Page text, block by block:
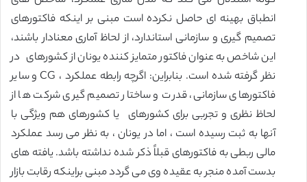
انطباق بهینه ای حاصل نکرده است مبنی بر اینکه فاکتورهای
تصمیم گیری و سازمانی استاندارد، از لحاظ آماری معنادار باشند،
این شاخص به عنوان فاکتور متمایز کننده یونان از کشورهای در
نظر گرفته شده است. بنابراین: اگرچه رابطه عملکرد ، CG و سایر
فاکتورهای سازمانی، قدرت و ساختار تصمیم گیری شرکت ها از
لحاظ نظری و تجربی برای کشورهای یا کشورهای هم ویژگی با
آنها به ثبت رسیده است ، اما در یونان ، به نظر می رسد عملکرد
مالی ربطی به فاکتورهای قبلاً ذکر شده نداشته باشد. یافته های
بدست آمده منجر به عقیده وی می گردد مبنی براینکه رقابت بازار